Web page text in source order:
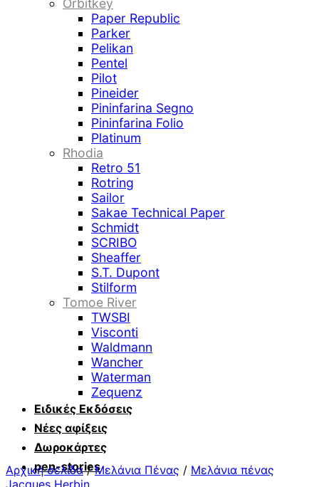
Orbitkey
Paper Republic
Parker
Pelikan
Pentel
Pilot
Pineider
Pininfarina Segno
Pininfarina Folio
Platinum
Rhodia
Retro 51
Rotring
Sailor
Sakae Technical Paper
Schmidt
SCRIBO
Sheaffer
S.T. Dupont
Stilform
Tomoe River
TWSBI
Visconti
Waldmann
Wancher
Waterman
Zequenz
Ειδικές Εκδόσεις
Νέες αφίξεις
Δωροκάρτες
pen-stories
Αρχική σελίδα / Μελάνια Πένας / Μελάνια πένας
Jacques Herbin